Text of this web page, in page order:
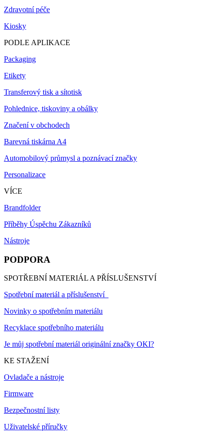
Zdravotní péče
Kiosky
PODLE APLIKACE
Packaging
Etikety
Transferový tisk a sítotisk
Pohlednice, tiskoviny a obálky
Značení v obchodech
Barevná tiskárna A4
Automobilový průmysl a poznávací značky
Personalizace
VÍCE
Brandfolder
Příběhy Úspěchu Zákazníků
Nástroje
PODPORA
SPOTŘEBNÍ MATERIÁL A PŘÍSLUŠENSTVÍ
Spotřební materiál a příslušenství
Novinky o spotřebním materiálu
Recyklace spotřebního materiálu
Je můj spotřební materiál originální značky OKI?
KE STAŽENÍ
Ovladače a nástroje
Firmware
Bezpečnostní listy
Uživatelské příručky